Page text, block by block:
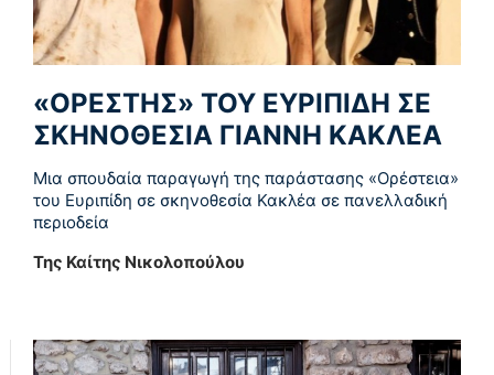
«ΟΡΕΣΤΗΣ» ΤΟΥ ΕΥΡΙΠΙΔΗ ΣΕ
ΣΚΗΝΟΘΕΣΙΑ ΓΙΑΝΝΗ ΚΑΚΛΕΑ
Μια σπουδαία παραγωγή της παράστασης «Ορέστεια»
του Ευριπίδη σε σκηνοθεσία Κακλέα σε πανελλαδική
περιοδεία
Της Καίτης Νικολοπούλου